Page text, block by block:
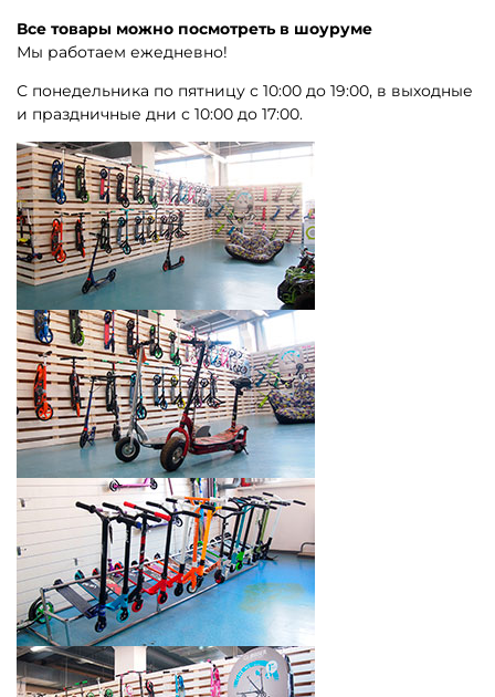
Все товары можно посмотреть в шоуруме
Мы работаем ежедневно!
С понедельника по пятницу с 10:00 до 19:00, в выходные
и праздничные дни с 10:00 до 17:00.